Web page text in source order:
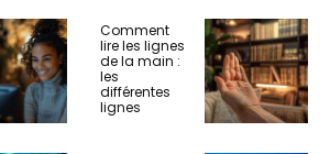
Comment
lire les lignes
de la main :
les
différentes
lignes